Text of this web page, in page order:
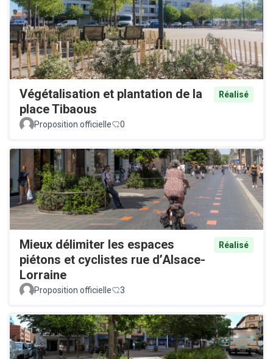
Végétalisation et plantation de la
place Tibaous
Réalisé
Proposition officielle 0
Mieux délimiter les espaces
piétons et cyclistes rue d’Alsace-
Lorraine
Réalisé
Proposition officielle 3